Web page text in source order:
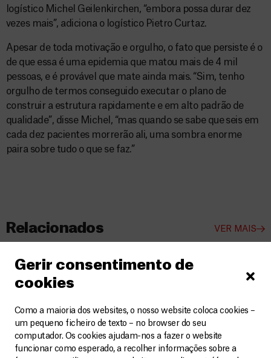
Gerir consentimento de
cookies
Como a maioria dos websites, o nosso website coloca cookies –
um pequeno ficheiro de texto – no browser do seu
computador. Os cookies ajudam-nos a fazer o website
funcionar como esperado, a recolher informações sobre a
logístico Michel Geilenkirchen, “embora possa durar dez
vezes mais”, adiciona o logístico Pietro Curtaz.
Apesar de toda motivação e orgulho, o fato que persiste é o
de que essa é uma epidemia que matou mais de 4 mil
pessoas, e é provável que mate ainda mais. “Sim, tenho
orgulho de termos conseguido executar o plano de
construir a estrutura rapidamente e em alto padrão de
qualidade”, disse Michel, “mas quando se sabe que seis em
cada dez pacientes morrerão ali, uma sombra enorme
paira sobre tudo o que se faz.”
Relacionados VER MAIS